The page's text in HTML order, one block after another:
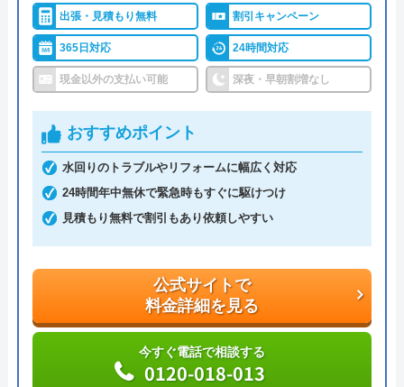
市、境港市、大山町、南部町、伯耆町は緊急対応地
域となっているため迅速な対応が期待できます。詳
細なエリアはHPでもご確認いただけます。
ルでもすぐに対応してもらえます。お問い合わせや
無料見積もりのご依頼などは、電話にて受け付けて
います。
水道局指定工事店へ登録、作業保険加入済み、5年
の無料保証付きとなっているので安心して作業をお
任せいただけます。
公式サイトで
料金詳細を見る
出張・見積もり無料 割引キャンペーン
365日対応 24時間対応
現金以外の支払い可能 深夜・早朝割増なし
おすすめポイント
水回りのトラブルやリフォームに幅広く対応
24時間年中無休で緊急時もすぐに駆けつけ
見積もり無料で割引もあり依頼しやすい
公式サイトで
料金詳細を見る
今すぐ電話で相談する
0120-018-013